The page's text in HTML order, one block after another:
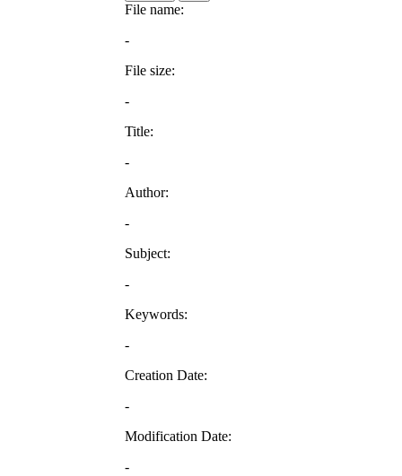
File name:
-
File size:
-
Title:
-
Author:
-
Subject:
-
Keywords:
-
Creation Date:
-
Modification Date:
-